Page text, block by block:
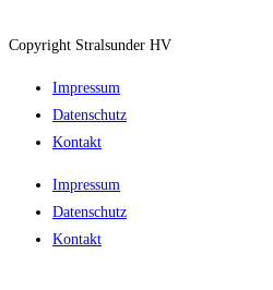
Copyright Stralsunder HV
Impressum
Datenschutz
Kontakt
Impressum
Datenschutz
Kontakt